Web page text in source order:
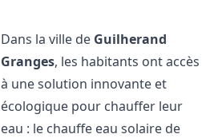
Dans la ville de Guilherand
Granges, les habitants ont accès
à une solution innovante et
écologique pour chauffer leur
eau : le chauffe eau solaire de